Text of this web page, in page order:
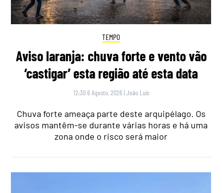
TEMPO
Aviso laranja: chuva forte e vento vão
‘castigar’ esta região até esta data
12:30 6 Agosto, 2026 |João Luís
Chuva forte ameaça parte deste arquipélago. Os
avisos mantêm-se durante várias horas e há uma
zona onde o risco será maior